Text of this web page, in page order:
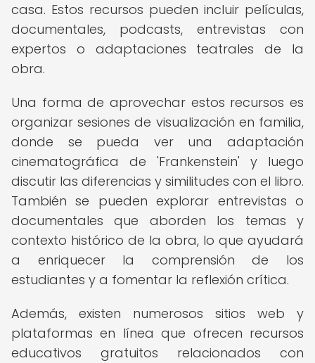
casa. Estos recursos pueden incluir películas,
documentales, podcasts, entrevistas con
expertos o adaptaciones teatrales de la
obra.
Una forma de aprovechar estos recursos es
organizar sesiones de visualización en familia,
donde se pueda ver una adaptación
cinematográfica de 'Frankenstein' y luego
discutir las diferencias y similitudes con el libro.
También se pueden explorar entrevistas o
documentales que aborden los temas y
contexto histórico de la obra, lo que ayudará
a enriquecer la comprensión de los
estudiantes y a fomentar la reflexión crítica.
Además, existen numerosos sitios web y
plataformas en línea que ofrecen recursos
educativos gratuitos relacionados con